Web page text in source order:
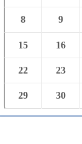
8 9
15 16
22 23
29 30